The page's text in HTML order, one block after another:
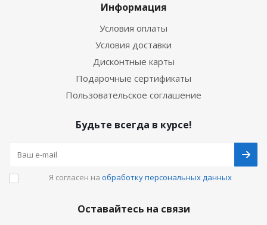
Информация
Условия оплаты
Условия доставки
Дисконтные карты
Подарочные сертификаты
Пользовательское соглашение
Будьте всегда в курсе!
Я согласен на обработку персональных данных
Оставайтесь на связи